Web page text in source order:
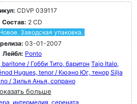
CDVP 039117
Состав: 2 CD
Заводская упаковка.
03-01-2007
Лейбл: Ponto
/ Гобби Тито, баритон Tajo Italo,
Hugues, tenor / Кюэно Юг, тенор Silja
/ Зилья Анья, сопрано
больше
интермедия, серената